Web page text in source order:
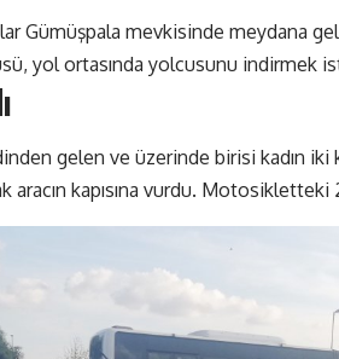
Gümüşpala mevkisinde meydana
yol ortasında yolcusunu indirmek
gelen ve üzerinde birisi kadın iki
kapısına vurdu. Motosikletteki